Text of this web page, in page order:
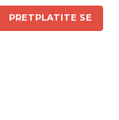
PRETPLATITE SE